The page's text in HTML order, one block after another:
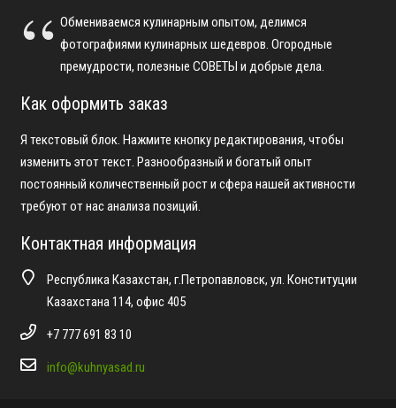
Обмениваемся кулинарным опытом, делимся
фотографиями кулинарных шедевров. Огородные
премудрости, полезные СОВЕТЫ и добрые дела.
Как оформить заказ
Я текстовый блок. Нажмите кнопку редактирования, чтобы
изменить этот текст. Разнообразный и богатый опыт
постоянный количественный рост и сфера нашей активности
требуют от нас анализа позиций.
Контактная информация
Республика Казахстан, г.Петропавловск, ул. Конституции
Казахстана 114, офис 405
+7 777 691 83 10
info@kuhnyasad.ru